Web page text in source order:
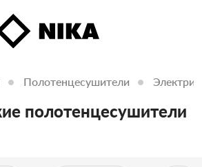
Полотенцесушители
полотенцесушители